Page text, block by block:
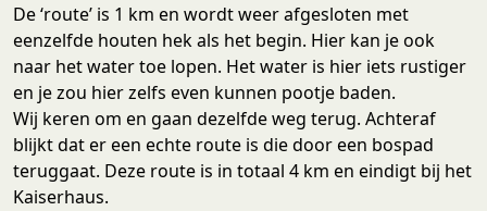
De ‘route’ is 1 km en wordt weer afgesloten met
eenzelfde houten hek als het begin. Hier kan je ook
naar het water toe lopen. Het water is hier iets rustiger
en je zou hier zelfs even kunnen pootje baden.
Wij keren om en gaan dezelfde weg terug. Achteraf
blijkt dat er een echte route is die door een bospad
teruggaat. Deze route is in totaal 4 km en eindigt bij het
Kaiserhaus.